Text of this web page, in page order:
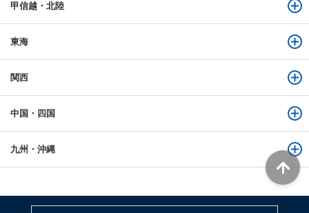
甲信越・北陸
東海
関西
中国・四国
九州・沖縄